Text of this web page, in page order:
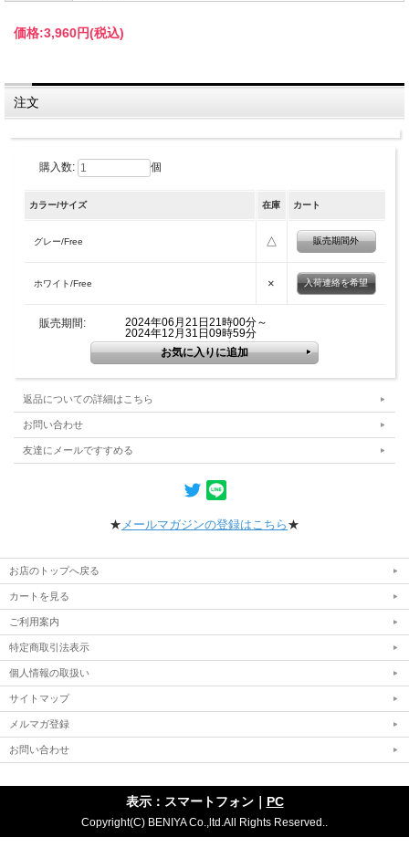
価格:3,960円(税込)
注文
購入数: 個
カラー/サイズ 在庫 カート
グレー/Free △ 販売期間外
ホワイト/Free × 入荷連絡を希望
販売期間:
2024年06月21日21時00分～
2024年12月31日09時59分
返品についての詳細はこちら
お問い合わせ
友達にメールですすめる
★ メールマガジンの登録はこちら ★
お店のトップへ戻る
カートを見る
ご利用案内
特定商取引法表示
個人情報の取扱い
サイトマップ
メルマガ登録
お問い合わせ
表示：スマートフォン｜ PC
Copyright(C) BENIYA Co.,ltd.All Rights Reserved..